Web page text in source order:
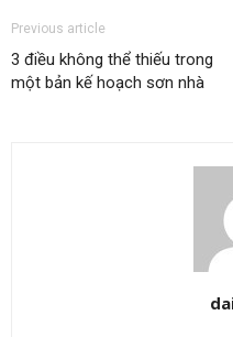
Previous article
3 điều không thể thiếu trong
một bản kế hoạch sơn nhà